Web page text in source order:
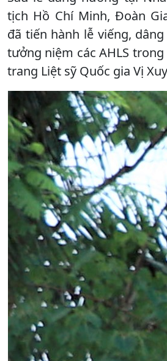
tịch Hồ Chí Minh, Đoàn
đã tiến hành lễ viếng,
tưởng niệm các AHLS
trang Liệt sỹ Quốc gia Vị